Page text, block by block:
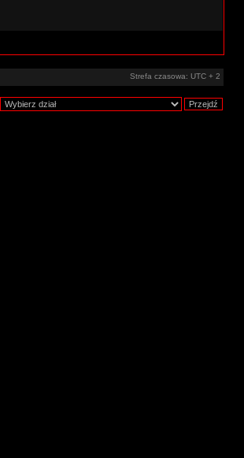
Strefa czasowa: UTC + 2